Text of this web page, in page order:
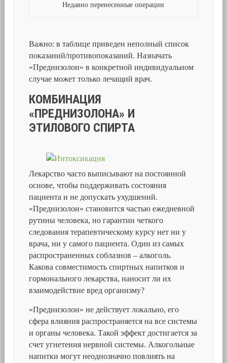
Недавно перенесенные операции
Важно: в таблице приведен неполный список
показаний/противопоказаний. Назначать
«Преднизолон» в конкретной индивидуальном
случае может только лечащий врач.
КОМБИНАЦИЯ
«ПРЕДНИЗОЛОНА» И
ЭТИЛОВОГО СПИРТА
Лекарство часто выписывают на постоянной
основе, чтобы поддерживать состояния
пациента и не допускать ухудшений.
«Преднизолон» становится частью ежедневной
рутины человека, но гарантии четкого
следования терапевтическому курсу нет ни у
врача, ни у самого пациента. Один из самых
распространенных соблазнов – алкоголь.
Какова совместимость спиртных напитков и
гормонального лекарства, наносит ли их
взаимодействие вред организму?
«Преднизолон» не действует локально, его
сфера влияния распространяется на все системы
и органы человека. Такой эффект достигается за
счет угнетения нервной системы. Алкогольные
напитки могут неоднозначно повлиять на